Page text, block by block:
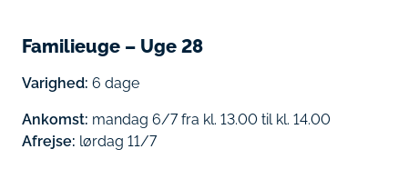
Familieuge – Uge 28
Varighed: 6 dage
Ankomst: mandag 6/7 fra kl. 13.00 til kl. 14.00
Afrejse: lørdag 11/7